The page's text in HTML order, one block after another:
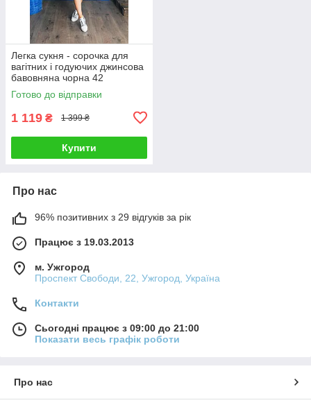
Легка сукня - сорочка для
вагітних і годуючих джинсова
бавовняна чорна 42
Готово до відправки
1 119 ₴ 1 399 ₴
Купити
Про нас
96% позитивних з 29 відгуків за рік
Працює з 19.03.2013
м. Ужгород
Проспект Свободи, 22, Ужгород, Україна
Контакти
Сьогодні працює з 09:00 до 21:00
Показати весь графік роботи
Про нас